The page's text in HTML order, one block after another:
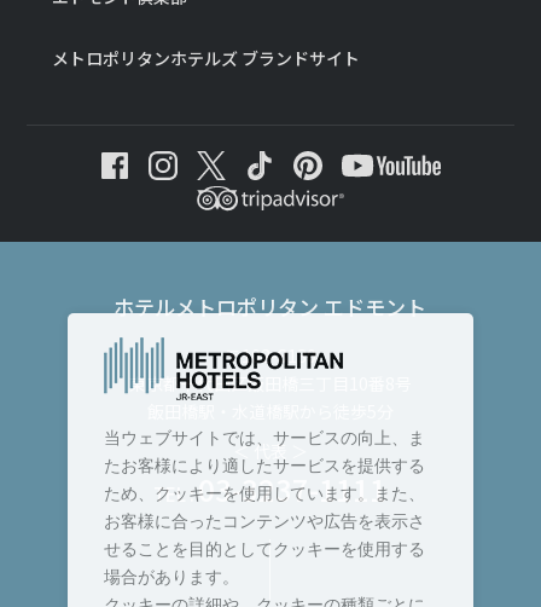
メトロポリタンホテルズ ブランドサイト
ホテルメトロポリタン エドモント
〒102-8130
東京都千代田区飯田橋三丁目10番8号
＜ 代表 ＞
TEL :03-3237-1111
当ウェブサイトでは、サービスの向上、ま
たお客様により適したサービスを提供する
ため、クッキーを使用しています。また、
お客様に合ったコンテンツや広告を表示さ
せることを目的としてクッキーを使用する
場合があります。